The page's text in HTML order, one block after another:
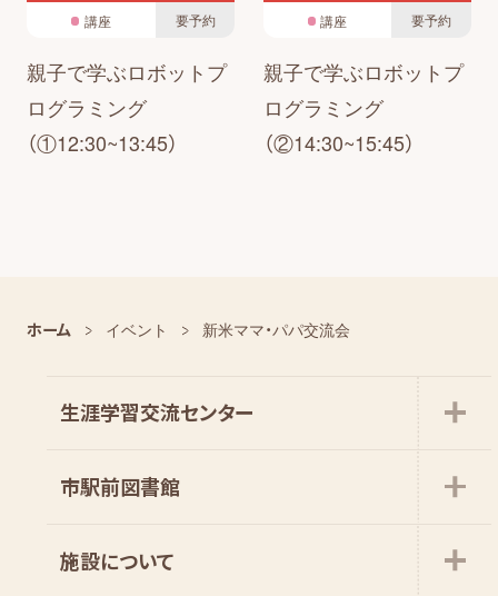
講座 要予約
親子で学ぶロボットプ
ログラミング
（①12:30~13:45）
講座 要予約
親子で学ぶロボットプ
ログラミング
（②14:30~15:45）
ホーム イベント 新米ママ・パパ交流会
生涯学習交流センター
市駅前図書館
施設について